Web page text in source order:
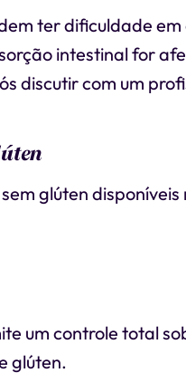
ter dificuldade
intestinal for
discutir com um
glúten
um controle total
glúten.